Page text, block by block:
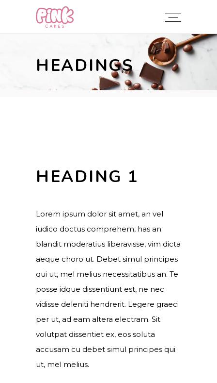
HEADINGS
HEADING 1
Lorem ipsum dolor sit amet, an vel
iudico doctus comprehem, has an
blandit moderatius liberavisse, vim dicta
aeque choro ut. Debet simul principes
qui ut, mel melius necessitatibus an. Te
posse idque dissentiunt est, ne nec
vidisse deleniti hendrerit. Legere graeci
per ut, ad eam altera electram. Sit
volutpat dissentiet ex, eos soluta
accusam cu debet simul principes qui
ut, mel melius.